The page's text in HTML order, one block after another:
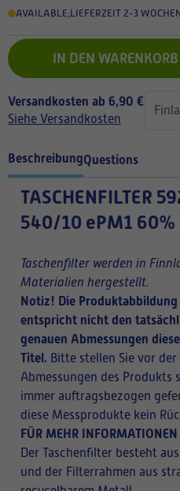
AVAILABLE,LIEFERZEIT 2-3
IN DEN
Versandkosten ab 6,90 €
Siehe Versandkosten
BeschreibungQuestions
TASCHENFILTER
540/10 ePM1 60%
Taschenfilter werden in
Materialien hergestellt.
Notiz! Die
entspricht nicht den
genauen Abmessungen
Titel. Bitte stellen Sie vor
Abmessungen des Produkts
immer auftragsbezogen
diese Messprodukte kein
FÜR MEHR INFORMATIONEN
Der Taschenfilter besteht
und der Filterrahmen aus